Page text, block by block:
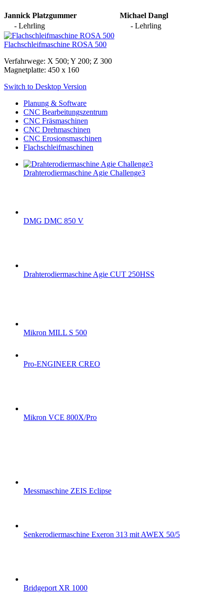
Jannick Platzgummer
Michael Dangl
- Lehrling
- Lehrling
Flachschleifmaschine ROSA 500
Verfahrwege: X 500; Y 200; Z 300
Magnetplatte: 450 x 160
Switch to Desktop Version
Planung & Software
CNC Bearbeitungszentrum
CNC Fräsmaschinen
CNC Drehmaschinen
CNC Erosionsmaschinen
Flachschleifmaschinen
Drahterodiermaschine Agie Challenge3
DMG DMC 850 V
Drahterodiermaschine Agie CUT 250HSS
Mikron MILL S 500
Pro-ENGINEER CREO
Mikron VCE 800X/Pro
Messmaschine ZEIS Eclipse
Senkerodiermaschine Exeron 313 mit AWEX 50/5
Bridgeport XR 1000